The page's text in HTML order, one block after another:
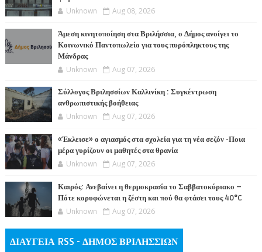
Unknown Aug 08, 2026
Άμεση κινητοποίηση στα Βριλήσσια, ο Δήμος ανοίγει το
Κοινωνικό Παντοπωλείο για τους πυρόπληκτους της
Μάνδρας
Unknown Aug 07, 2026
Σύλλογος Βριλησσίων Καλλινίκη : Συγκέντρωση
ανθρωπιστικής βοήθειας
Unknown Aug 07, 2026
«Έκλεισε» ο αγιασμός στα σχολεία για τη νέα σεζόν -Ποια
μέρα γυρίζουν οι μαθητές στα θρανία
Unknown Aug 07, 2026
Καιρός: Ανεβαίνει η θερμοκρασία το Σαββατοκύριακο –
Πότε κορυφώνεται η ζέστη και πού θα φτάσει τους 40°C
Unknown Aug 07, 2026
ΔΙΑΥΓΕΙΑ RSS - ΔΗΜΟΣ ΒΡΙΛΗΣΣΙΩΝ